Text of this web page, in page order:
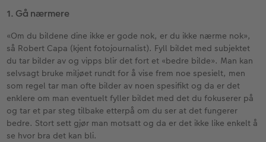
1. Gå nærmere
«Om du bildene dine ikke er gode nok, er du ikke nærme nok»,
så Robert Capa (kjent fotojournalist). Fyll bildet med subjektet
du tar bilder av og vipps blir det fort et «bedre bilde». Man kan
selvsagt bruke miljøet rundt for å vise frem noe spesielt, men
som regel tar man ofte bilder av noen spesifikt og da er det
enklere om man eventuelt fyller bildet med det du fokuserer på
og tar et par steg tilbake etterpå om du ser at det fungerer
bedre. Stort sett gjør man motsatt og da er det ikke like enkelt å
se hvor bra det kan bli.